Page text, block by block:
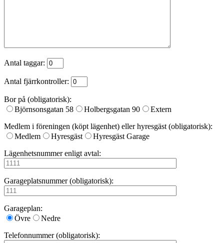
Antal taggar:
Antal fjärrkontroller:
Bor på (obligatorisk):
Björnsonsgatan 58
Holbergsgatan 90
Extern
Medlem i föreningen (köpt lägenhet) eller hyresgäst (obligatorisk):
Medlem
Hyresgäst
Hyresgäst Garage
Lägenhetsnummer enligt avtal:
Garageplatsnummer (obligatorisk):
Garageplan:
Övre
Nedre
Telefonnummer (obligatorisk):